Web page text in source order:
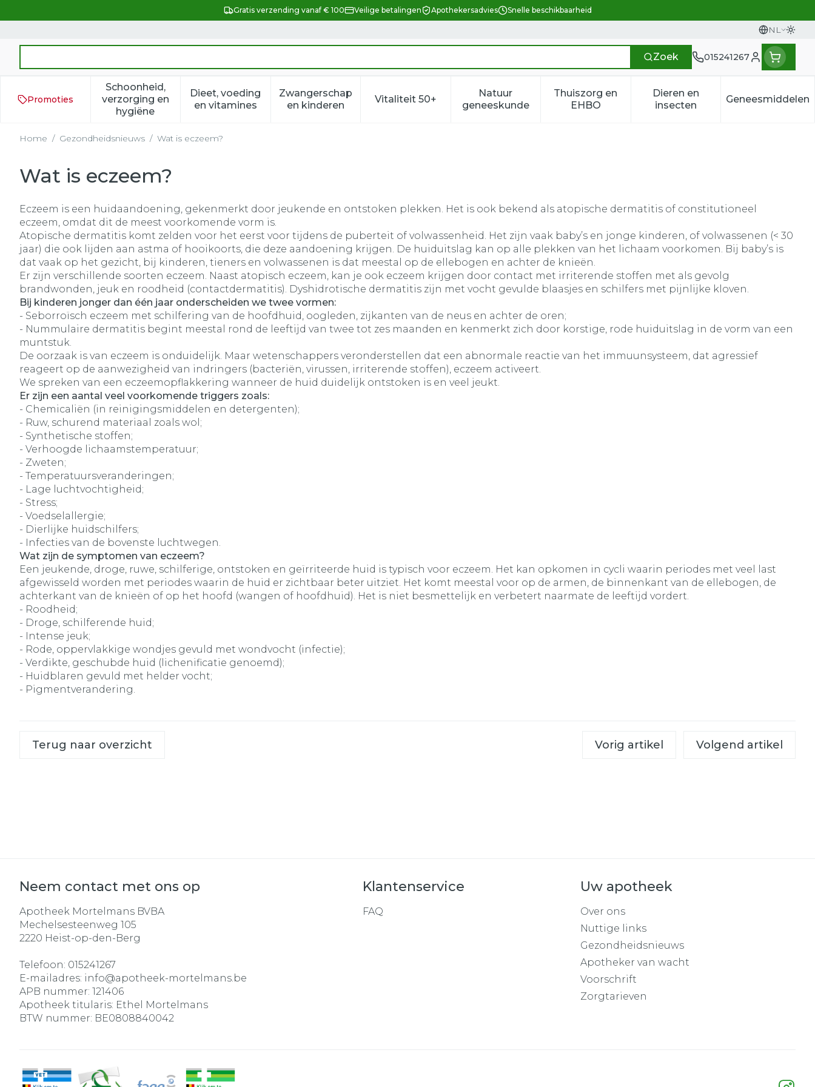
Gratis verzending vanaf € 100 Veilige betalingen Apothekersadvies Snelle beschikbaarheid
NL
Talen
Zoek 015241267
Klant menu
Promoties
Schoonheid,
verzorging en
hygiëne
Toon submenu voor Schoonheid, verzorging en hygiëne categorie
Dieet, voeding
en vitaminesToon submenu voor Dieet, voeding en vitamines categorie
Zwangerschap
en kinderenToon submenu voor Zwangerschap en kinderen categorie
Vitaliteit 50+Toon submenu voor Vitaliteit 50+ categorie
Natuur
geneeskunde
Toon submenu voor Natuur geneeskunde categorie
Thuiszorg en
EHBOToon submenu voor Thuiszorg en EHBO
Dieren en
insectenToon submenu voor Dieren
Geneesmiddelen
Toon
Home / Gezondheidsnieuws / Wat is eczeem?
Wat is eczeem?
Eczeem is een huidaandoening, gekenmerkt door jeukende en ontstoken plekken. Het is ook bekend als atopische dermatitis of constitutioneel
eczeem, omdat dit de meest voorkomende vorm is.
Atopische dermatitis komt zelden voor het eerst voor tijdens de puberteit of volwassenheid. Het zijn vaak baby’s en jonge kinderen, of volwassenen (< 30
jaar) die ook lijden aan astma of hooikoorts, die deze aandoening krijgen. De huiduitslag kan op alle plekken van het lichaam voorkomen. Bij baby’s is
dat vaak op het gezicht, bij kinderen, tieners en volwassenen is dat meestal op de ellebogen en achter de knieën.
Er zijn verschillende soorten eczeem. Naast atopisch eczeem, kan je ook eczeem krijgen door contact met irriterende stoffen met als gevolg
brandwonden, jeuk en roodheid (contactdermatitis). Dyshidrotische dermatitis zijn met vocht gevulde blaasjes en schilfers met pijnlijke kloven.
Bij kinderen jonger dan één jaar onderscheiden we twee vormen:
- Seborroïsch eczeem met schilfering van de hoofdhuid, oogleden, zijkanten van de neus en achter de oren;
- Nummulaire dermatitis begint meestal rond de leeftijd van twee tot zes maanden en kenmerkt zich door korstige, rode huiduitslag in de vorm van een
muntstuk.
De oorzaak is van eczeem is onduidelijk. Maar wetenschappers veronderstellen dat een abnormale reactie van het immuunsysteem, dat agressief
reageert op de aanwezigheid van indringers (bacteriën, virussen, irriterende stoffen), eczeem activeert.
We spreken van een eczeemopflakkering wanneer de huid duidelijk ontstoken is en veel jeukt.
Er zijn een aantal veel voorkomende triggers zoals:
- Chemicaliën (in reinigingsmiddelen en detergenten);
- Ruw, schurend materiaal zoals wol;
- Synthetische stoffen;
- Verhoogde lichaamstemperatuur;
- Zweten;
- Temperatuursveranderingen;
- Lage luchtvochtigheid;
- Stress;
- Voedselallergie;
- Dierlijke huidschilfers;
- Infecties van de bovenste luchtwegen.
Wat zijn de symptomen van eczeem?
Een jeukende, droge, ruwe, schilferige, ontstoken en geïrriteerde huid is typisch voor eczeem. Het kan opkomen in cycli waarin periodes met veel last
afgewisseld worden met periodes waarin de huid er zichtbaar beter uitziet. Het komt meestal voor op de armen, de binnenkant van de ellebogen, de
achterkant van de knieën of op het hoofd (wangen of hoofdhuid). Het is niet besmettelijk en verbetert naarmate de leeftijd vordert.
- Roodheid;
- Droge, schilferende huid;
- Intense jeuk;
- Rode, oppervlakkige wondjes gevuld met wondvocht (infectie);
- Verdikte, geschubde huid (lichenificatie genoemd);
- Huidblaren gevuld met helder vocht;
- Pigmentverandering.
Terug naar overzicht Vorig artikel Volgend artikel
Neem contact met ons op
Apotheek Mortelmans BVBA
Mechelsesteenweg 105
2220 Heist-op-den-Berg
Telefoon: 015241267
E-mailadres: info@apotheek-mortelmans.be
APB nummer: 121406
Apotheek titularis: Ethel Mortelmans
BTW nummer: BE0808840042
Klantenservice
FAQ
Uw apotheek
Over ons
Nuttige links
Gezondheidsnieuws
Apotheker van wacht
Voorschrift
Zorgtarieven